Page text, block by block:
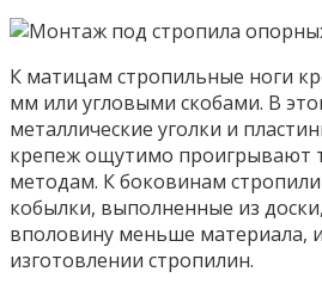
К матицам стропильные ноги
мм или угловыми скобами. В
металлические уголки и
крепеж ощутимо проигрывают
методам. К боковинам
кобылки, выполненные из
вполовину меньше материала,
изготовлении стропилин.